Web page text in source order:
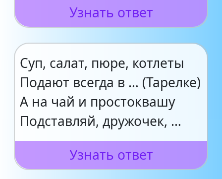
Узнать ответ
Суп, салат, пюре, котлеты
Подают всегда в … (Тарелке)
А на чай и простоквашу
Подставляй, дружочек, …
Узнать ответ